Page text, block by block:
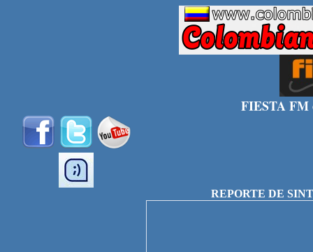
FIESTA FM
REPORTE DE